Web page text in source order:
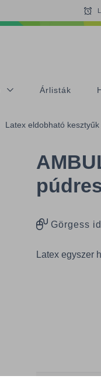
Árlisták
Latex eldobható kesztyűk
Görgess
Latex egyszer